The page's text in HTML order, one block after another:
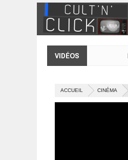
Aller au contenu principal
VIDÉOS
ACCUEIL CINÉMA